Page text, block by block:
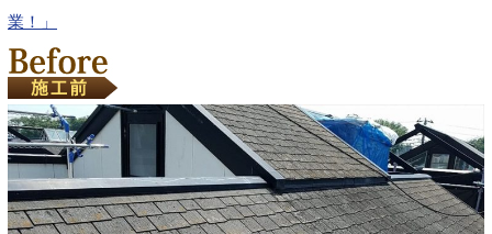
業！」